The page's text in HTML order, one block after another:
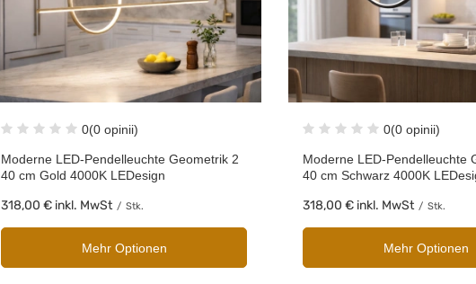
0(0 opinii)
Moderne LED-Pendelleuchte Geometrik 2
40 cm Gold 4000K LEDesign
318,00 € inkl. MwSt / Stk.
Mehr Optionen
0(0 opinii)
Moderne LED-Pendelleuchte
40 cm Schwarz 4000K
318,00 € inkl. MwSt / Stk.
Mehr Optionen